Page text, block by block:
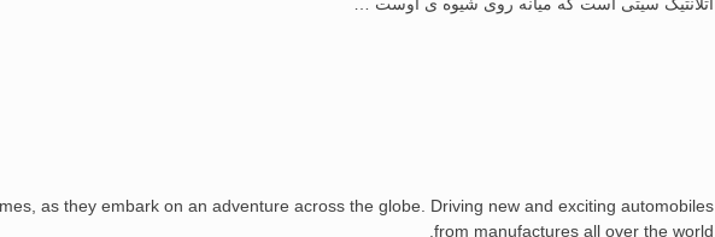
as they embark on an adventure across the globe. Driving new and exciting automobiles
from manufactures all over the world.